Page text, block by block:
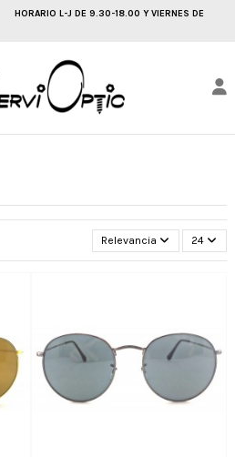
HORARIO L-J DE 9.30-18.00 Y VIERNES DE
Relevancia 24